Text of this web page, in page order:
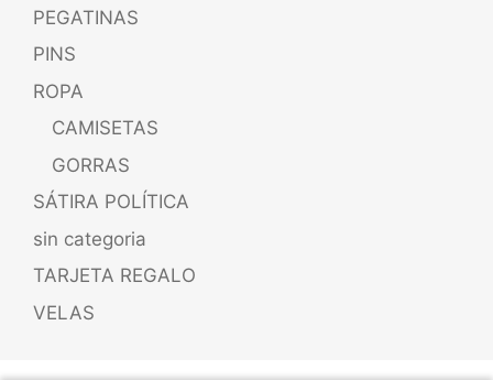
PEGATINAS
PINS
ROPA
CAMISETAS
GORRAS
SÁTIRA POLÍTICA
sin categoria
TARJETA REGALO
VELAS